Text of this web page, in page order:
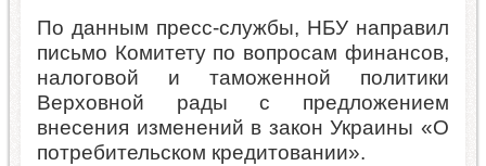
По данным пресс-службы, НБУ направил
письмо Комитету по вопросам финансов,
налоговой и таможенной политики
Верховной рады с предложением
внесения изменений в закон Украины «О
потребительском кредитовании».